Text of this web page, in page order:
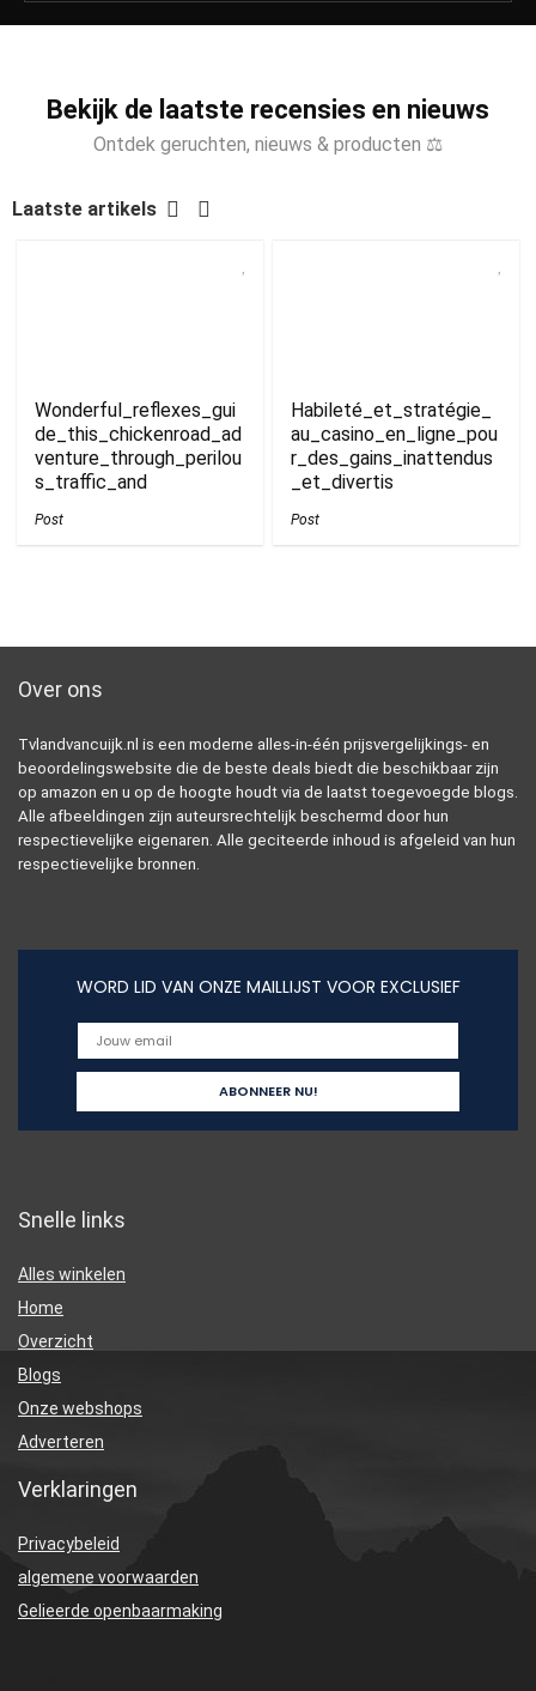
Bekijk de laatste recensies en nieuws
Ontdek geruchten, nieuws & producten ⚖
Laatste artikels
Wonderful_reflexes_gui
de_this_chickenroad_ad
venture_through_perilou
s_traffic_and
Post
Habileté_et_stratégie_
au_casino_en_ligne_pou
r_des_gains_inattendus
_et_divertis
Post
Over ons
Tvlandvancuijk.nl is een moderne alles-in-één prijsvergelijkings- en
beoordelingswebsite die de beste deals biedt die beschikbaar zijn
op amazon en u op de hoogte houdt via de laatst toegevoegde blogs.
Alle afbeeldingen zijn auteursrechtelijk beschermd door hun
respectievelijke eigenaren. Alle geciteerde inhoud is afgeleid van hun
respectievelijke bronnen.
WORD LID VAN ONZE MAILLIJST VOOR EXCLUSIEF
Snelle links
Alles winkelen
Home
Overzicht
Blogs
Onze webshops
Adverteren
Verklaringen
Privacybeleid
algemene voorwaarden
Gelieerde openbaarmaking